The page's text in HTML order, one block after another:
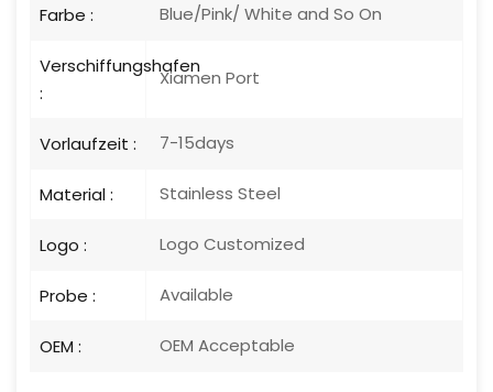
Farbe : Blue/Pink/ White and So On
Verschiffungshafen
:
Xiamen Port
Vorlaufzeit : 7-15days
Material : Stainless Steel
Logo : Logo Customized
Probe : Available
OEM : OEM Acceptable